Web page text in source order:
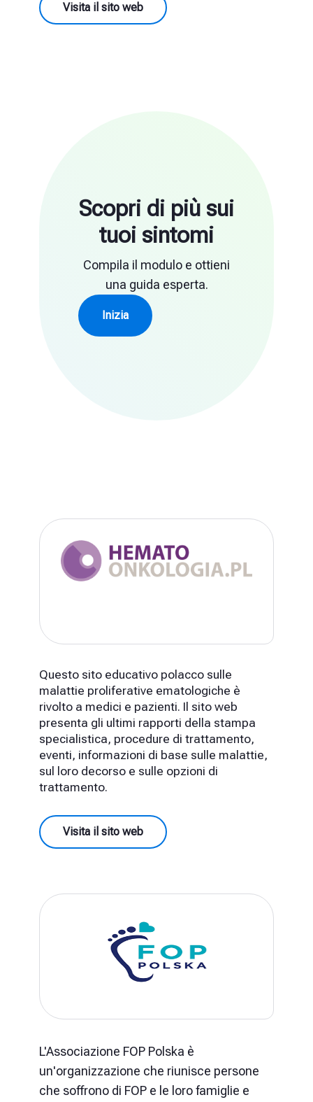
Visita il sito web
Scopri di più sui
tuoi sintomi
Compila il modulo e ottieni
una guida esperta.
Inizia
Questo sito educativo polacco sulle
malattie proliferative ematologiche è
rivolto a medici e pazienti. Il sito web
presenta gli ultimi rapporti della stampa
specialistica, procedure di trattamento,
eventi, informazioni di base sulle malattie,
sul loro decorso e sulle opzioni di
trattamento.
Visita il sito web
L'Associazione FOP Polska è
un'organizzazione che riunisce persone
che soffrono di FOP e le loro famiglie e